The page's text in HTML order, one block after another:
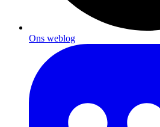
Ons weblog